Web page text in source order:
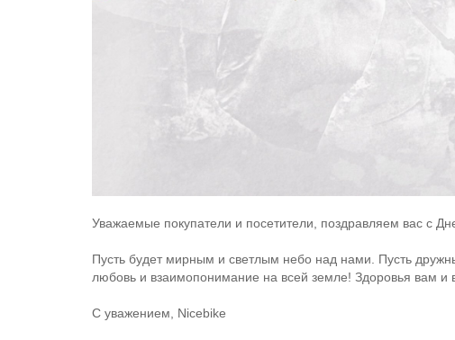
Уважаемые покупатели и посетители, поздравляем вас с
Пусть будет мирным и светлым небо над нами. Пусть
любовь и взаимопонимание на всей земле! Здоровья вам и
С уважением, Nicebike